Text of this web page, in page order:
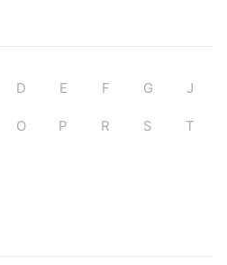
D E F G J
O P R S T